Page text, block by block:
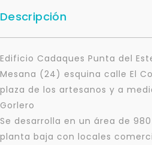
Descripción
Edificio Cadaques Punta del
Mesana (24) esquina calle El
plaza de los artesanos y a
Gorlero
Se desarrolla en un área de
planta baja con locales